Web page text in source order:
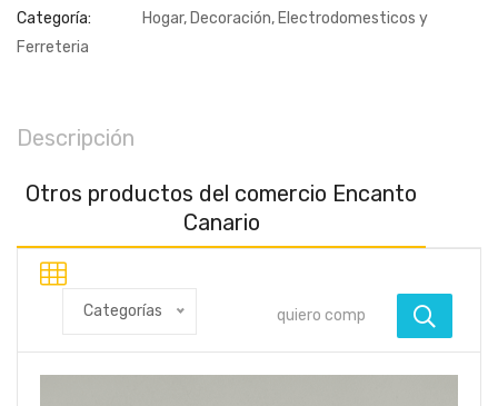
Categoría:
Hogar, Decoración, Electrodomesticos y
Ferreteria
Descripción
Otros productos del comercio Encanto
Canario
Categorías